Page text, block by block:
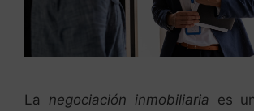
La negociación inmobiliaria es